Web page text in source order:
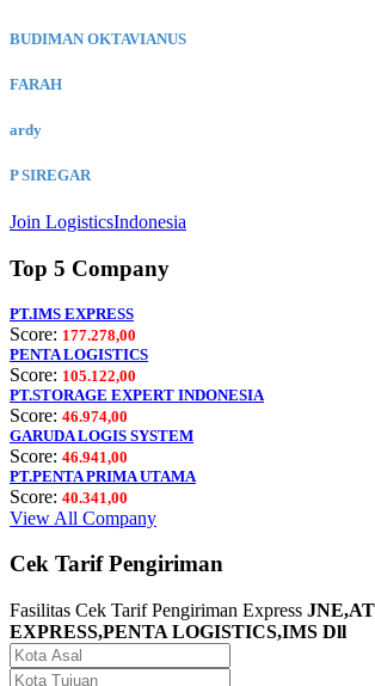
BUDIMAN OKTAVIANUS
FARAH
ardy
P SIREGAR
Join LogisticsIndonesia
Top 5 Company
PT.IMS EXPRESS
Score: 177.278,00
PENTA LOGISTICS
Score: 105.122,00
PT.STORAGE EXPERT INDONESIA
Score: 46.974,00
GARUDA LOGIS SYSTEM
Score: 46.941,00
PT.PENTA PRIMA UTAMA
Score: 40.341,00
View All Company
Cek Tarif Pengiriman
Fasilitas Cek Tarif Pengiriman Express
EXPRESS,PENTA LOGISTICS,IMS Dll